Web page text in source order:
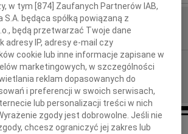
Andrzej Wronka
Warszawa
08.03.2010
w tym [874 ] Zaufanych Partnerów IAB,
S.A. będąca spółką powiązaną z
będą przetwarzać Twoje dane
adresy IP, adresy e-mail czy
cookie lub inne informacje zapisane w
marketingowych, w szczególności
reklam dopasowanych do
i preferencji w swoich serwisach,
lub personalizacji treści w nich
zgody jest dobrowolne. Jeśli nie
chcesz ograniczyć jej zakres lub